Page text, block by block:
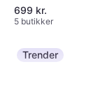
699 kr.
5 butikker
Trender